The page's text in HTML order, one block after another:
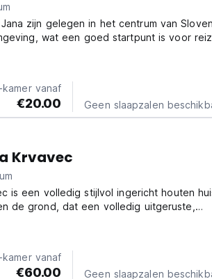
zijn gelegen in het centrum van
wat een goed startpunt is voor
kamer vanaf
€20.00 Geen slaapzalen
Krvavec
is een volledig stijlvol ingericht houten
de grond, dat een volledig uitgeruste,
kamer vanaf
€60.00 Geen slaapzalen